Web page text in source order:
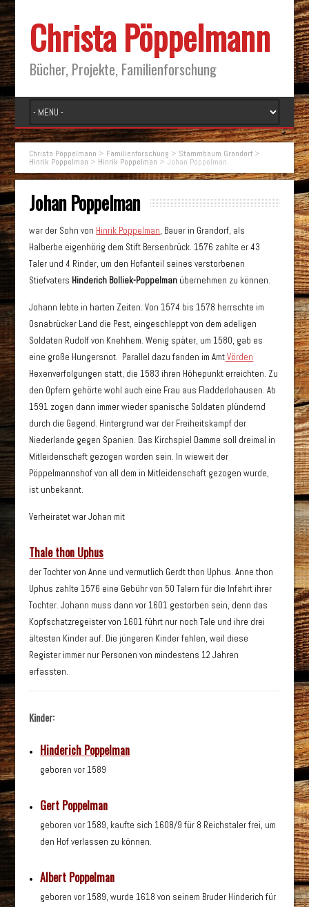
Christa Pöppelmann
Bücher, Projekte, Familienforschung
Christa Pöppelmann > Familienforschung > Stammbaum Grandorf>
Hinrik Poppelman > Hinrik Poppelman > Johan Poppelman
Johan Poppelman
war der Sohn von Hinrik Poppelman, Bauer in Grandorf, als
Halberbe eigenhörig dem Stift Bersenbrück. 1576 zahlte er 43
Taler und 4 Rinder, um den Hofanteil seines verstorbenen
Stiefvaters Hinderich Bolliek-Poppelman übernehmen zu können.
Johann lebte in harten Zeiten. Von 1574 bis 1578 herrschte im
Osnabrücker Land die Pest, eingeschleppt von dem adeligen
Soldaten Rudolf von Knehhem. Wenig später, um 1580, gab es
eine große Hungersnot. Parallel dazu fanden im AmtVörden
Hexenverfolgungen statt, die 1583 ihren Höhepunkt erreichten. Zu
den Opfern gehörte wohl auch eine Frau aus Fladderlohausen. Ab
1591 zogen dann immer wieder spanische Soldaten plündernd
durch die Gegend. Hintergrund war der Freiheitskampf der
Niederlande gegen Spanien. Das Kirchspiel Damme soll dreimal in
Mitleidenschaft gezogen worden sein. In wieweit der
Pöppelmannshof von all dem in Mitleidenschaft gezogen wurde,
ist unbekannt.
Verheiratet war Johan mit
Thale thon Uphus
der Tochter von Anne und vermutlich Gerdt thon Uphus. Anne thon
Uphus zahlte 1576 eine Gebühr von 50 Talern für die Infahrt ihrer
Tochter. Johann muss dann vor 1601 gestorben sein, denn das
Kopfschatzregeister von 1601 führt nur noch Tale und ihre drei
ältesten Kinder auf. Die jüngeren Kinder fehlen, weil diese
Register immer nur Personen von mindestens 12 Jahren
erfassten.
Kinder:
Hinderich Poppelman
geboren vor 1589
Gert Poppelman
geboren vor 1589, kaufte sich 1608/9 für 8 Reichstaler frei, um
den Hof verlassen zu können.
Albert Poppelman
geboren vor 1589, wurde 1618 von seinem Bruder Hinderich für